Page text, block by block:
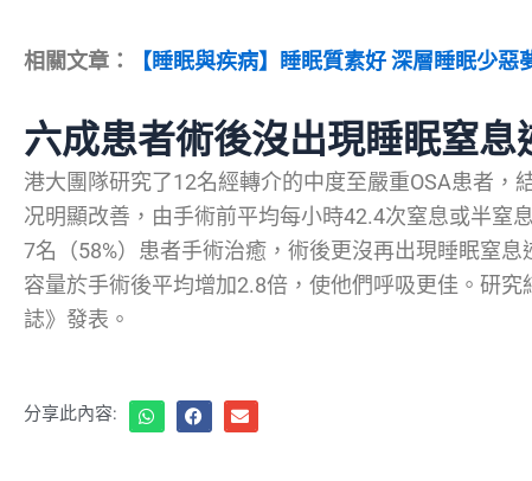
相關文章： 【睡眠與疾病】睡眠質素好 深層睡眠少惡
六成患者術後沒出現睡眠窒息
港大團隊研究了12名經轉介的中度至嚴重OSA患者，
况明顯改善，由手術前平均每小時42.4次窒息或半窒
7名（58%）患者手術治癒，術後更沒再出現睡眠窒
容量於手術後平均增加2.8倍，使他們呼吸更佳。研
誌》發表。
分享此內容: